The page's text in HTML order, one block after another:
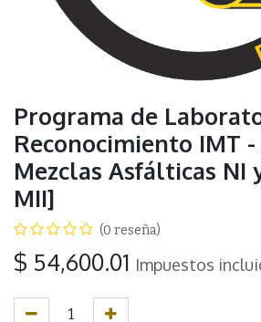
Programa de
Reconocimiento IMT -
Mezclas Asfálticas NI
MII]
(0 reseña)
$ 54,600.01 Impuestos